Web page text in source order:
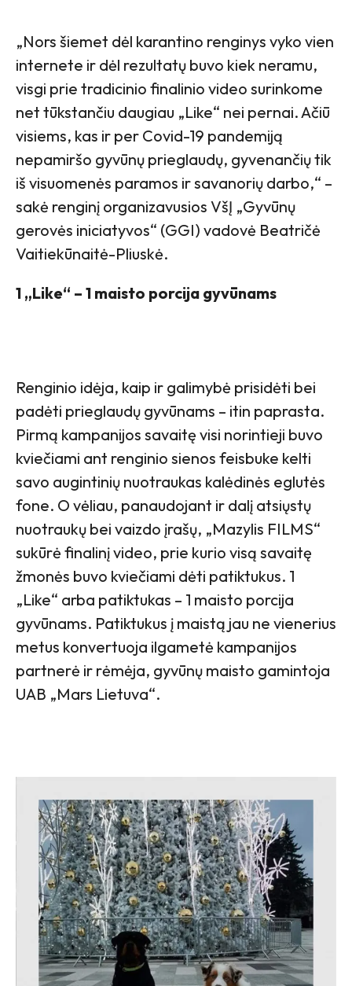
„Nors šiemet dėl karantino renginys vyko vien
internete ir dėl rezultatų buvo kiek neramu,
visgi prie tradicinio finalinio video surinkome
net tūkstančiu daugiau „Like“ nei pernai. Ačiū
visiems, kas ir per Covid-19 pandemiją
nepamiršo gyvūnų prieglaudų, gyvenančių tik
iš visuomenės paramos ir savanorių darbo,“ –
sakė renginį organizavusios VšĮ „Gyvūnų
gerovės iniciatyvos“ (GGI) vadovė Beatričė
Vaitiekūnaitė-Pliuskė.
1 „Like“ – 1 maisto porcija gyvūnams
Renginio idėja, kaip ir galimybė prisidėti bei
padėti prieglaudų gyvūnams – itin paprasta.
Pirmą kampanijos savaitę visi norintieji buvo
kviečiami ant renginio sienos feisbuke kelti
savo augintinių nuotraukas kalėdinės eglutės
fone. O vėliau, panaudojant ir dalį atsiųstų
nuotraukų bei vaizdo įrašų, „Mazylis FILMS“
sukūrė finalinį video, prie kurio visą savaitę
žmonės buvo kviečiami dėti patiktukus. 1
„Like“ arba patiktukas – 1 maisto porcija
gyvūnams. Patiktukus į maistą jau ne vienerius
metus konvertuoja ilgametė kampanijos
partnerė ir rėmėja, gyvūnų maisto gamintoja
UAB „Mars Lietuva“.